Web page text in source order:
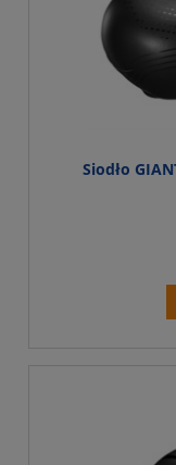
Siodło